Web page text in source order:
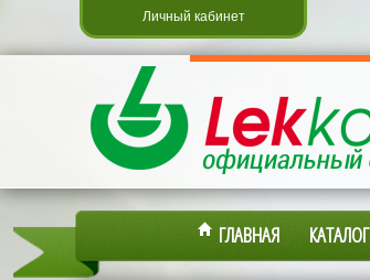
Личный кабинет
ГЛАВНАЯ КАТАЛОГ